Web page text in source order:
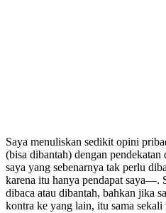
Saya menuliskan sedikit opini
(bisa dibantah) dengan
saya yang sebenarnya tak perlu
karena itu hanya pendapat saya—.
dibaca atau dibantah, bahkan jika
kontra ke yang lain, itu sama